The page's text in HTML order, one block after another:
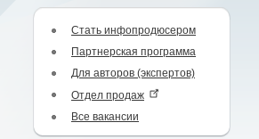
Стать инфопродюсером
Партнерская программа
Для авторов (экспертов)
Отдел продаж
Все вакансии